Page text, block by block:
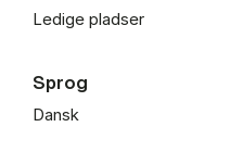
Ledige pladser
Sprog
Dansk